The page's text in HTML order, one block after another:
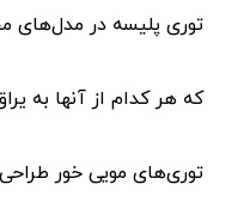
توری پلیسه در مدل‌های
که هر کدام از آنها به
توری‌های مویی خور